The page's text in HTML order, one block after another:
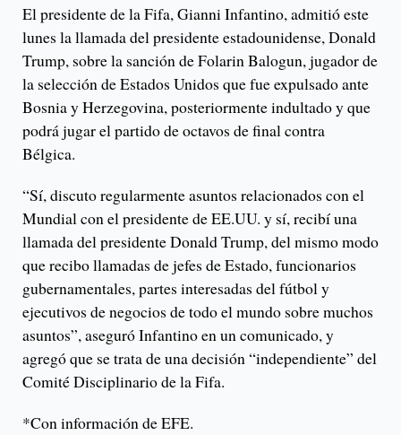
El presidente de la Fifa, Gianni Infantino, admitió este
lunes la llamada del presidente estadounidense, Donald
Trump, sobre la sanción de Folarin Balogun, jugador de
la selección de Estados Unidos que fue expulsado ante
Bosnia y Herzegovina, posteriormente indultado y que
podrá jugar el partido de octavos de final contra
Bélgica.
“Sí, discuto regularmente asuntos relacionados con el
Mundial con el presidente de EE.UU. y sí, recibí una
llamada del presidente Donald Trump, del mismo modo
que recibo llamadas de jefes de Estado, funcionarios
gubernamentales, partes interesadas del fútbol y
ejecutivos de negocios de todo el mundo sobre muchos
asuntos”, aseguró Infantino en un comunicado, y
agregó que se trata de una decisión “independiente” del
Comité Disciplinario de la Fifa.
*Con información de EFE.